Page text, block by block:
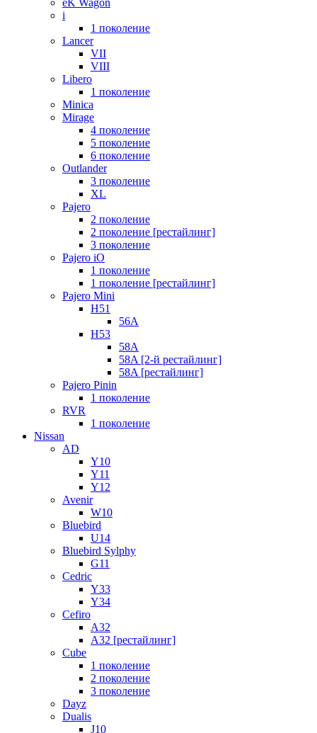
eK Wagon
i
1 поколение
Lancer
VII
VIII
Libero
1 поколение
Minica
Mirage
4 поколение
5 поколение
6 поколение
Outlander
3 поколение
XL
Pajero
2 поколение
2 поколение [рестайлинг]
3 поколение
Pajero iO
1 поколение
1 поколение [рестайлинг]
Pajero Mini
H51
56A
H53
58A
58A [2-й рестайлинг]
58A [рестайлинг]
Pajero Pinin
1 поколение
RVR
1 поколение
Nissan
AD
Y10
Y11
Y12
Avenir
W10
Bluebird
U14
Bluebird Sylphy
G11
Cedric
Y33
Y34
Cefiro
A32
A32 [рестайлинг]
Cube
1 поколение
2 поколение
3 поколение
Dayz
Dualis
J10